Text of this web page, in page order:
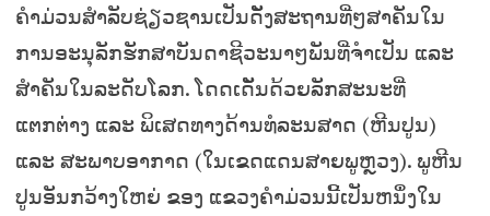
ຄຳມ່ວນສຳລັບຊ່ຽວຊານເປັນດັັ່ງສະຖານທີ່ໆສາຄັນໃນ
ການອະນຸລັກຮັກສາບັນດາຊີວະນາໆພັນທີ່ຈຳເປັນ ແລະ
ສຳຄັນໃນລະດັບໂລກ. ໂດດເດັັ່ນດ້ວຍລັກສະນະທີ່
ແຕກຕ່າງ ແລະ ພິເສດທາງດ້ານທໍລະນສາດ (ຫີນປູນ)
ແລະ ສະພາບອາກາດ (ໃນເຂດແດນສາຍພູຫຼວງ). ພູຫີນ
ປູນອັນກວ້າງໃຫຍ່ ຂອງ ແຂວງຄຳມ່ວນນີ້ເປັນຫນຶ່ງໃນ